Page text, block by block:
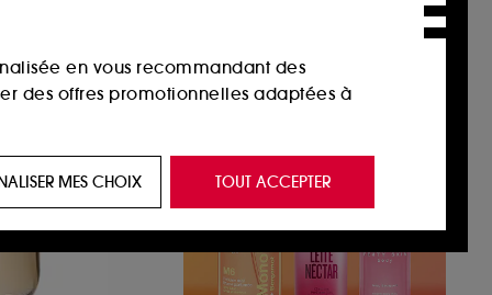
en vous recommandant des
des offres promotionnelles adaptées à
vous plaire via des publicités, y compris
navigation sur notre site afin d’en
TOUT ACCEPTER
MES CHOIX